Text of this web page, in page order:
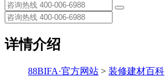
详情介绍
88BIFA·官方网站 > 装修建材百科